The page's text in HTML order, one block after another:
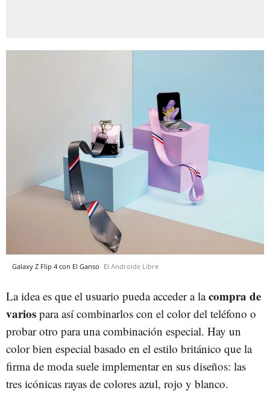
Galaxy Z Flip 4 con El Ganso El Androide Libre
La idea es que el usuario pueda acceder a lacompra de
varios para así combinarlos con el color del teléfono o
probar otro para una combinación especial. Hay un
color bien especial basado en el estilo británico que la
firma de moda suele implementar en sus diseños: las
tres icónicas rayas de colores azul, rojo y blanco.